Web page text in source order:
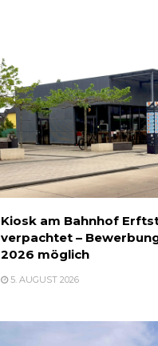
Kiosk am Bahnhof
verpachtet –
2026 möglich
5. AUGUST 2026